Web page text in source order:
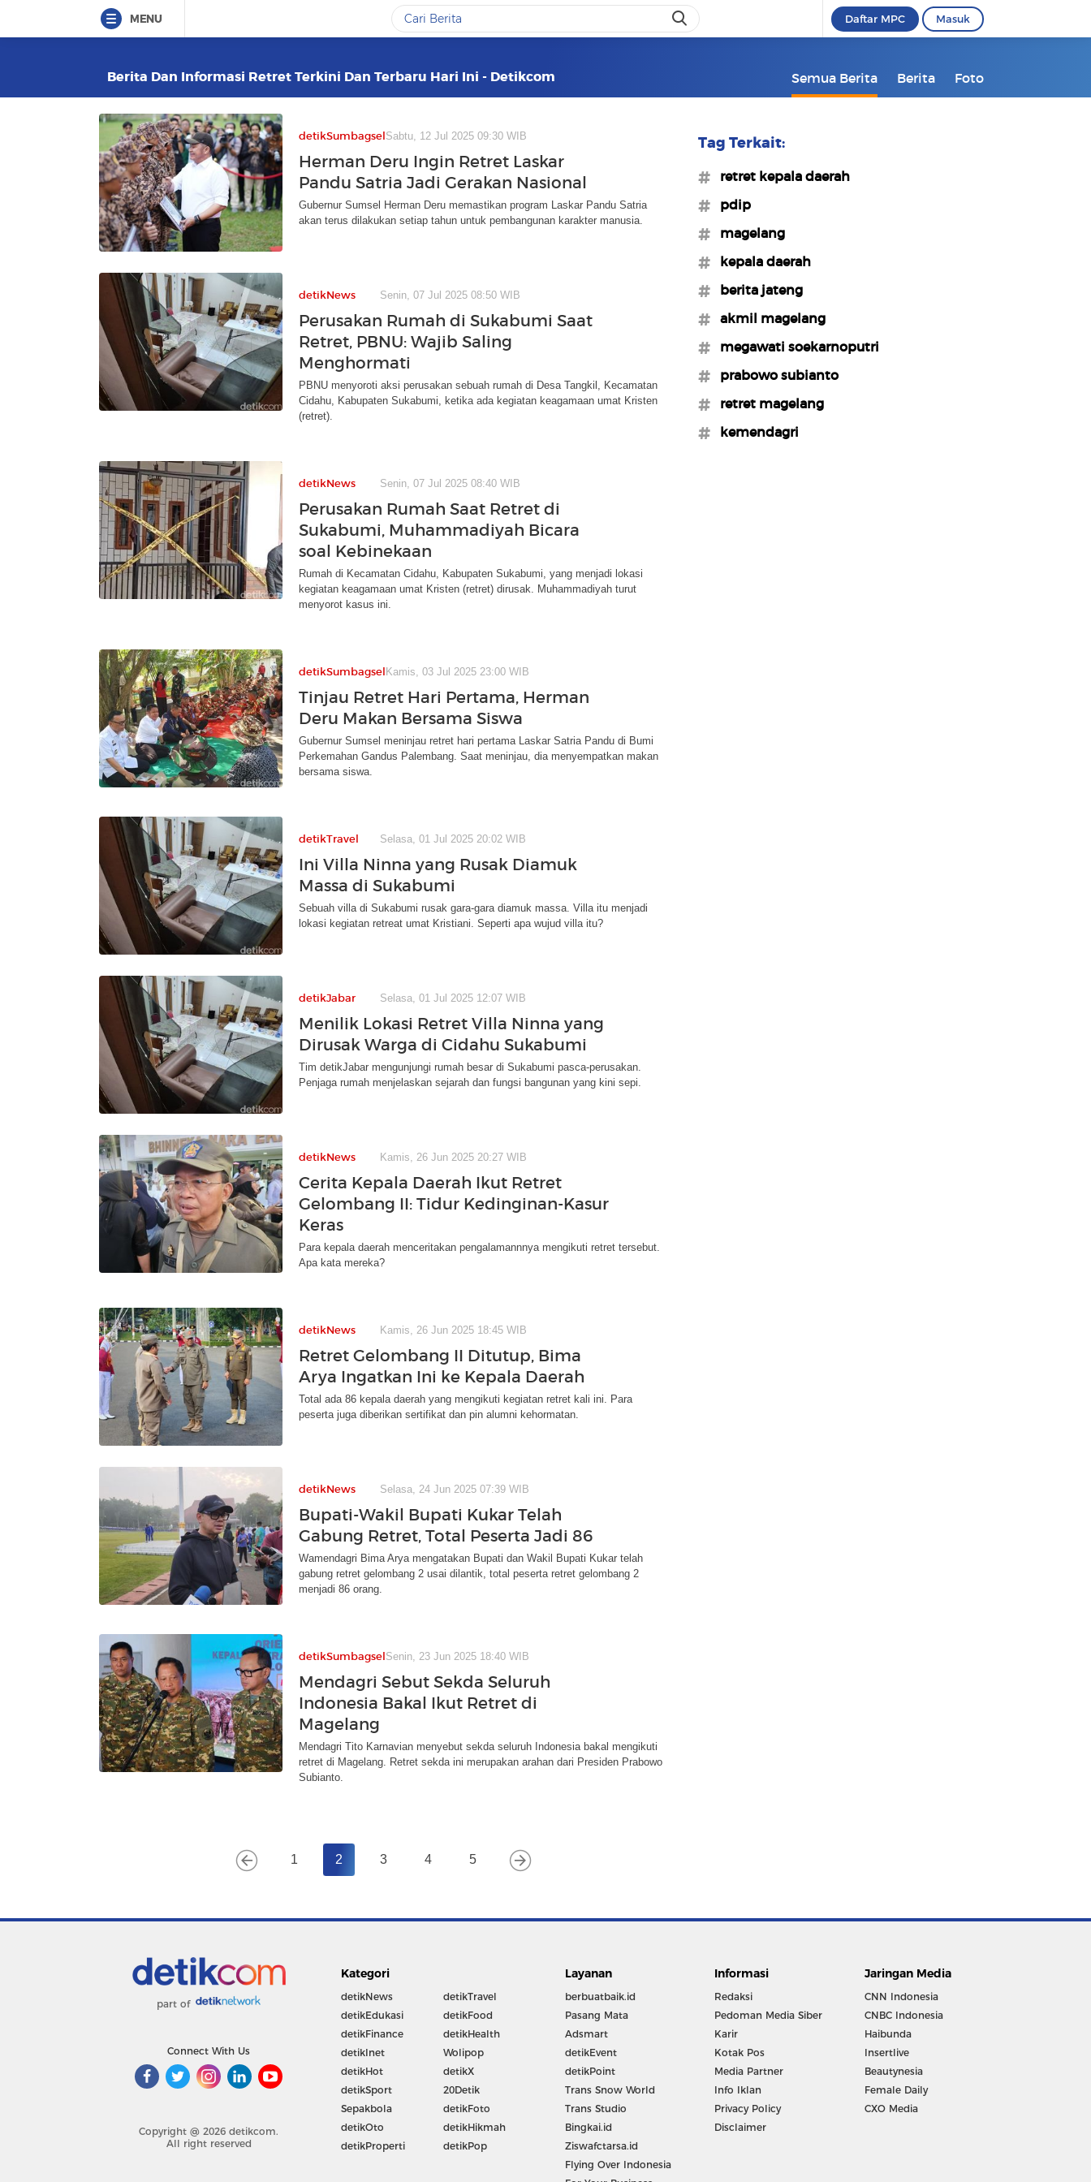
MENU Daftar MPC Masuk
Berita Dan Informasi Retret Terkini Dan Terbaru Hari Ini - Detikcom Semua Berita Berita Foto
detikSumbagselSabtu, 12 Jul 2025 09:30 WIB
Herman Deru Ingin Retret Laskar
Pandu Satria Jadi Gerakan Nasional
Gubernur Sumsel Herman Deru memastikan program Laskar Pandu Satria
akan terus dilakukan setiap tahun untuk pembangunan karakter manusia.
detikNews Senin, 07 Jul 2025 08:50 WIB
Perusakan Rumah di Sukabumi Saat
Retret, PBNU: Wajib Saling
Menghormati
PBNU menyoroti aksi perusakan sebuah rumah di Desa Tangkil, Kecamatan
Cidahu, Kabupaten Sukabumi, ketika ada kegiatan keagamaan umat Kristen
(retret).
detikNews Senin, 07 Jul 2025 08:40 WIB
Perusakan Rumah Saat Retret di
Sukabumi, Muhammadiyah Bicara
soal Kebinekaan
Rumah di Kecamatan Cidahu, Kabupaten Sukabumi, yang menjadi lokasi
kegiatan keagamaan umat Kristen (retret) dirusak. Muhammadiyah turut
menyorot kasus ini.
detikSumbagsel Kamis, 03 Jul 2025 23:00 WIB
Tinjau Retret Hari Pertama, Herman
Deru Makan Bersama Siswa
Gubernur Sumsel meninjau retret hari pertama Laskar Satria Pandu di Bumi
Perkemahan Gandus Palembang. Saat meninjau, dia menyempatkan makan
bersama siswa.
detikTravel Selasa, 01 Jul 2025 20:02 WIB
Ini Villa Ninna yang Rusak Diamuk
Massa di Sukabumi
Sebuah villa di Sukabumi rusak gara-gara diamuk massa. Villa itu menjadi
lokasi kegiatan retreat umat Kristiani. Seperti apa wujud villa itu?
detikJabar Selasa, 01 Jul 2025 12:07 WIB
Menilik Lokasi Retret Villa Ninna yang
Dirusak Warga di Cidahu Sukabumi
Tim detikJabar mengunjungi rumah besar di Sukabumi pasca-perusakan.
Penjaga rumah menjelaskan sejarah dan fungsi bangunan yang kini sepi.
detikNews Kamis, 26 Jun 2025 20:27 WIB
Cerita Kepala Daerah Ikut Retret
Gelombang II: Tidur Kedinginan-Kasur
Keras
Para kepala daerah menceritakan pengalamannnya mengikuti retret tersebut.
Apa kata mereka?
detikNews Kamis, 26 Jun 2025 18:45 WIB
Retret Gelombang II Ditutup, Bima
Arya Ingatkan Ini ke Kepala Daerah
Total ada 86 kepala daerah yang mengikuti kegiatan retret kali ini. Para
peserta juga diberikan sertifikat dan pin alumni kehormatan.
detikNews Selasa, 24 Jun 2025 07:39 WIB
Bupati-Wakil Bupati Kukar Telah
Gabung Retret, Total Peserta Jadi 86
Wamendagri Bima Arya mengatakan Bupati dan Wakil Bupati Kukar telah
gabung retret gelombang 2 usai dilantik, total peserta retret gelombang 2
menjadi 86 orang.
detikSumbagselSenin, 23 Jun 2025 18:40 WIB
Mendagri Sebut Sekda Seluruh
Indonesia Bakal Ikut Retret di
Magelang
Mendagri Tito Karnavian menyebut sekda seluruh Indonesia bakal mengikuti
retret di Magelang. Retret sekda ini merupakan arahan dari Presiden Prabowo
Subianto.
1 2 3 4 5
Tag Terkait:
#retret kepala daerah
#pdip
#magelang
#kepala daerah
#berita jateng
#akmil magelang
#megawati soekarnoputri
#prabowo subianto
#retret magelang
#kemendagri
part of
Connect With Us
Copyright @ 2026 detikcom.
All right reserved
Kategori
detikNews
detikEdukasi
detikFinance
detikInet
detikHot
detikSport
Sepakbola
detikOto
detikProperti
detikTravel
detikFood
detikHealth
Wolipop
detikX
20Detik
detikFoto
detikHikmah
detikPop
Layanan
berbuatbaik.id
Pasang Mata
Adsmart
detikEvent
detikPoint
Trans Snow World
Trans Studio
Bingkai.id
Ziswafctarsa.id
Flying Over Indonesia
Informasi
Redaksi
Pedoman Media Siber
Karir
Kotak Pos
Media Partner
Info Iklan
Privacy Policy
Disclaimer
Jaringan Media
CNN Indonesia
CNBC Indonesia
Haibunda
Insertlive
Beautynesia
Female Daily
CXO Media